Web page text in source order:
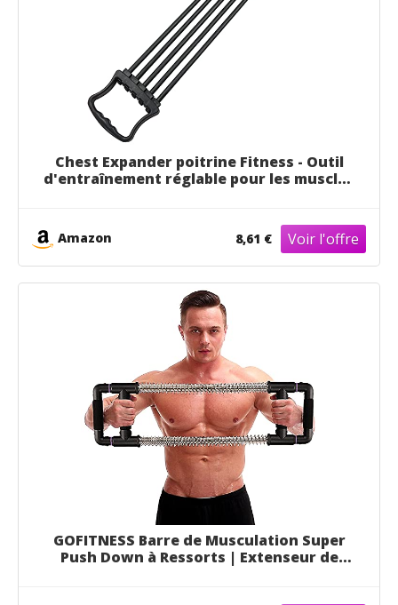
Chest Expander poitrine Fitness - Outil
d'entraînement réglable pour les muscles
Amazon 8,61 €
GOFITNESS Barre de Musculation Super
Push Down à Ressorts | Extenseur de